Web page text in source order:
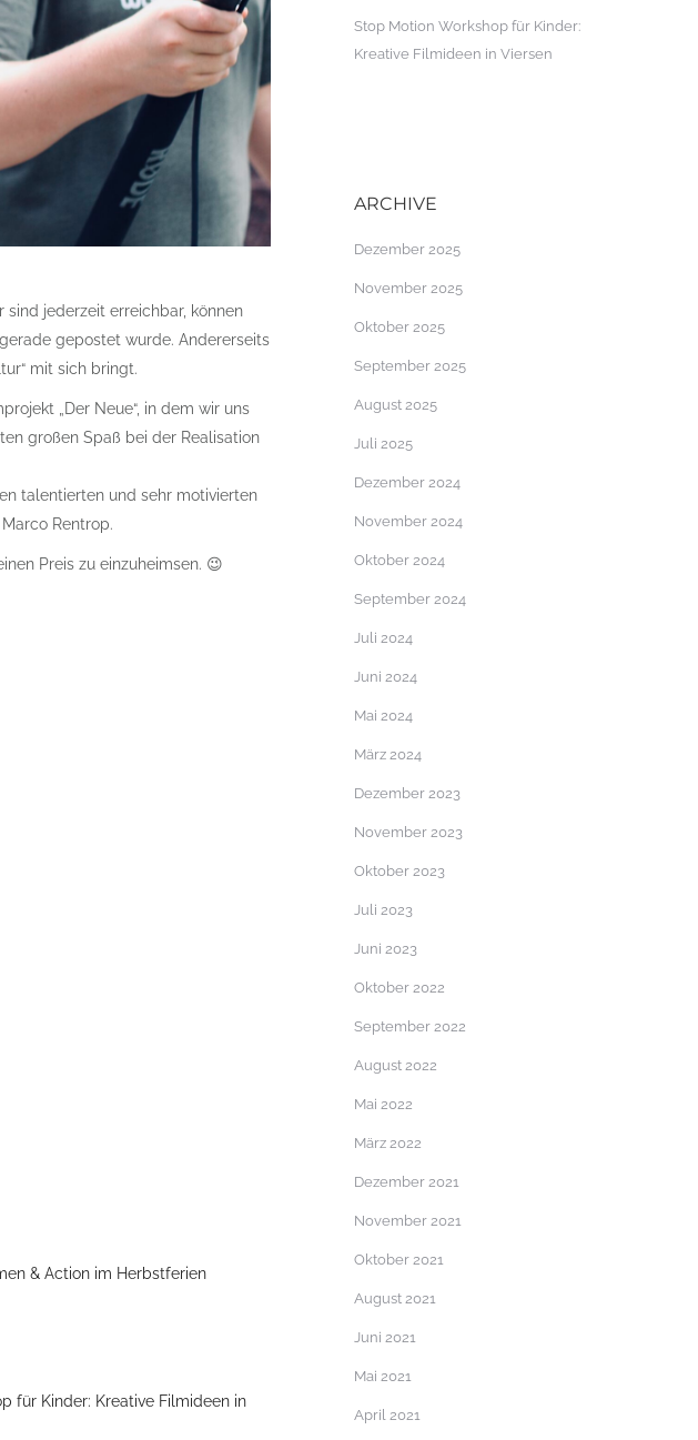
jederzeit erreichbar, können
gepostet wurde. Andererseits
mit sich bringt.
„Der Neue“, in dem wir uns
großen Spaß bei der Realisation
talentierten und sehr motivierten
Rentrop.
Preis zu einzuheimsen. 😉
& Action im Herbstferien
für Kinder: Kreative Filmideen in
Stop Motion Workshop für Kinder:
Kreative Filmideen in Viersen
ARCHIVE
Dezember 2025
November 2025
Oktober 2025
September 2025
August 2025
Juli 2025
Dezember 2024
November 2024
Oktober 2024
September 2024
Juli 2024
Juni 2024
Mai 2024
März 2024
Dezember 2023
November 2023
Oktober 2023
Juli 2023
Juni 2023
Oktober 2022
September 2022
August 2022
Mai 2022
März 2022
Dezember 2021
November 2021
Oktober 2021
August 2021
Juni 2021
Mai 2021
April 2021